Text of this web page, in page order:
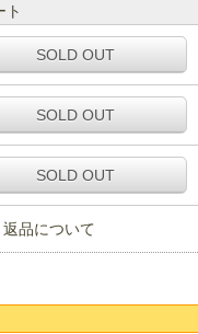
ト
SOLD OUT
SOLD OUT
SOLD OUT
返品について